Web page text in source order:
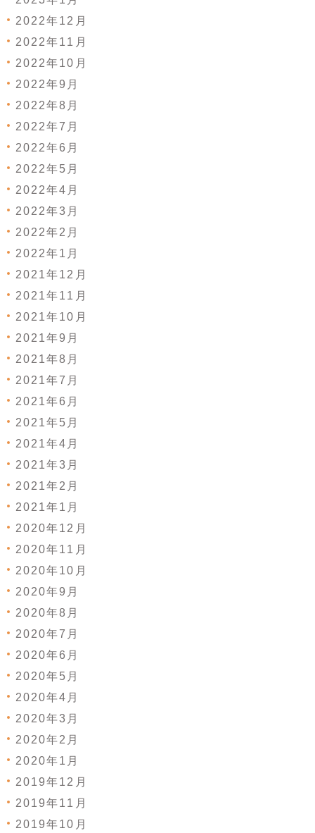
2022年12月
2022年11月
2022年10月
2022年9月
2022年8月
2022年7月
2022年6月
2022年5月
2022年4月
2022年3月
2022年2月
2022年1月
2021年12月
2021年11月
2021年10月
2021年9月
2021年8月
2021年7月
2021年6月
2021年5月
2021年4月
2021年3月
2021年2月
2021年1月
2020年12月
2020年11月
2020年10月
2020年9月
2020年8月
2020年7月
2020年6月
2020年5月
2020年4月
2020年3月
2020年2月
2020年1月
2019年12月
2019年11月
2019年10月